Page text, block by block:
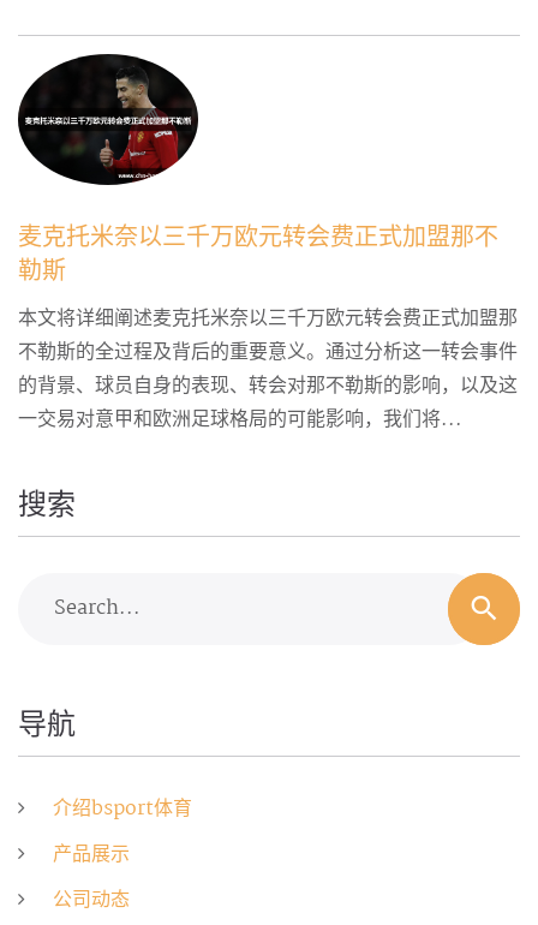
麦克托米奈以三千万欧元转会费正式加盟那不
勒斯
本文将详细阐述麦克托米奈以三千万欧元转会费正式加盟那
不勒斯的全过程及背后的重要意义。通过分析这一转会事件
的背景、球员自身的表现、转会对那不勒斯的影响，以及这
一交易对意甲和欧洲足球格局的可能影响，我们将...
搜索
Search...
导航
介绍bsport体育
产品展示
公司动态